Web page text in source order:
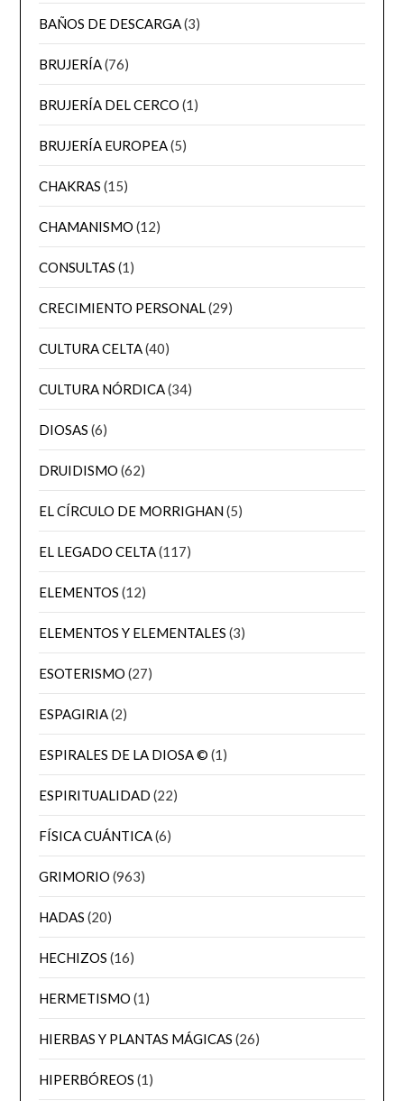
BAÑOS DE DESCARGA(3)
BRUJERÍA(76)
BRUJERÍA DEL CERCO (1)
BRUJERÍA EUROPEA(5)
CHAKRAS (15)
CHAMANISMO (12)
CONSULTAS (1)
CRECIMIENTO PERSONAL(29)
CULTURA CELTA(40)
CULTURA NÓRDICA(34)
DIOSAS (6)
DRUIDISMO (62)
EL CÍRCULO DE MORRIGHAN(5)
EL LEGADO CELTA(117)
ELEMENTOS (12)
ELEMENTOS Y ELEMENTALES (3)
ESOTERISMO (27)
ESPAGIRIA(2)
ESPIRALES DE LA DIOSA © (1)
ESPIRITUALIDAD (22)
FÍSICA CUÁNTICA(6)
GRIMORIO (963)
HADAS (20)
HECHIZOS (16)
HERMETISMO (1)
HIERBAS Y PLANTAS MÁGICAS (26)
HIPERBÓREOS (1)